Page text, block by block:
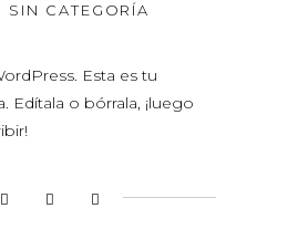
SIN CATEGORÍA
Esta es tu
Edítala o bórrala, ¡luego